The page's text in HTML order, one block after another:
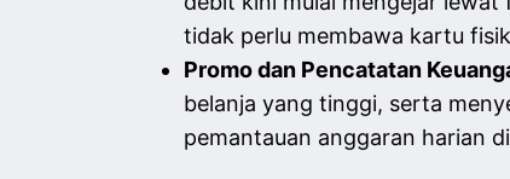
tidak perlu membawa kartu
Promo dan Pencatatan
belanja yang tinggi, serta
pemantauan anggaran harian